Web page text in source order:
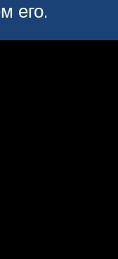
его.